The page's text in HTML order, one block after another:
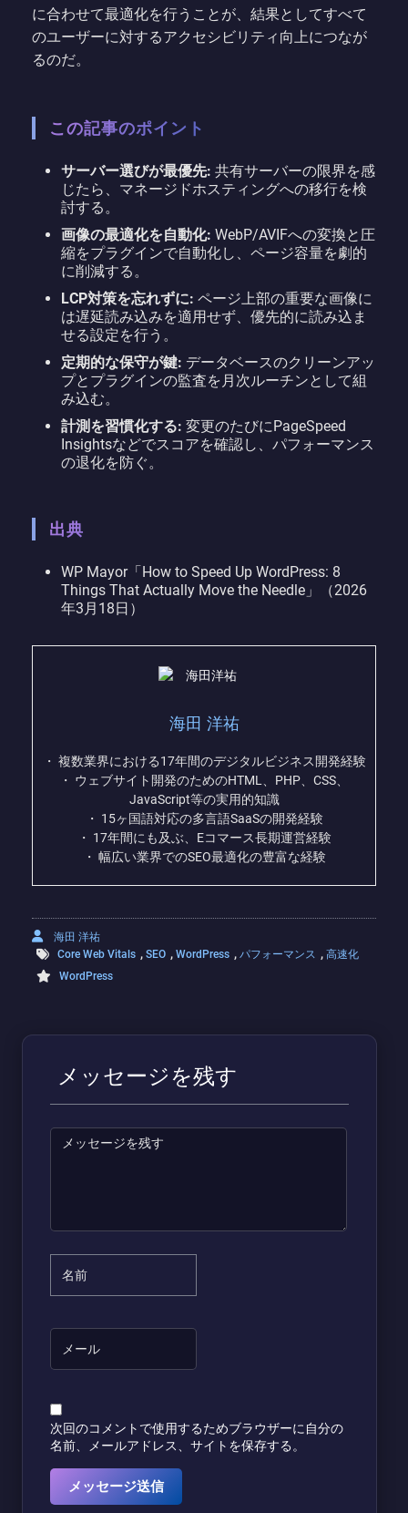
に合わせて最適化を行うことが、結果としてすべて
のユーザーに対するアクセシビリティ向上につなが
るのだ。
この記事のポイント
サーバー選びが最優先: 共有サーバーの限界を感
じたら、マネージドホスティングへの移行を検
討する。
画像の最適化を自動化: WebP/AVIFへの変換と圧
縮をプラグインで自動化し、ページ容量を劇的
に削減する。
LCP対策を忘れずに: ページ上部の重要な画像に
は遅延読み込みを適用せず、優先的に読み込ま
せる設定を行う。
定期的な保守が鍵: データベースのクリーンアッ
プとプラグインの監査を月次ルーチンとして組
み込む。
計測を習慣化する: 変更のたびにPageSpeed
Insightsなどでスコアを確認し、パフォーマンス
の退化を防ぐ。
出典
WP Mayor「How to Speed Up WordPress: 8
Things That Actually Move the Needle」（2026
年3月18日）
海田 洋祐
・ 複数業界における17年間のデジタルビジネス開発経験
・ ウェブサイト開発のためのHTML、PHP、CSS、
JavaScript等の実用的知識
・ 15ヶ国語対応の多言語SaaSの開発経験
・ 17年間にも及ぶ、Eコマース長期運営経験
・ 幅広い業界でのSEO最適化の豊富な経験
海田 洋祐
Core Web Vitals , SEO , WordPress , パフォーマンス , 高速化
WordPress
メッセージを残す
次回のコメントで使用するためブラウザーに自分の
名前、メールアドレス、サイトを保存する。